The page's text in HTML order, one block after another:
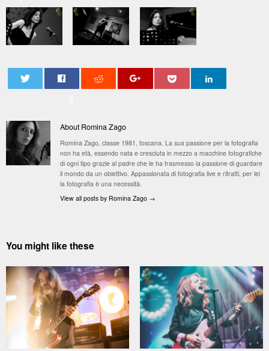
About Romina Zago
Romina Zago, classe 1981, toscana. La sua passione per la fotografia
non ha età, essendo nata e cresciuta in mezzo a macchine fotografiche
di ogni tipo grazie al padre che le ha trasmesso la passione di guardare
il mondo da un obiettivo. Appassionata di fotografia live e ritratti, per lei
la fotografia è una necessità.
View all posts by Romina Zago →
You might like these